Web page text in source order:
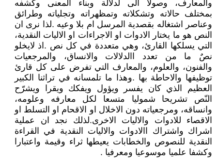
والمعارف، وصولا الى لدلالة وبناء المعنى وكشفه
بمختلف حالاته وتشكلاته وتمظهراته وتجلياته وطرائق
وعناصر اشتغاله بقصدية المرسل ام بلا وعيه .لذا نرى ان
النص هو ما يختار الادوات او الاجراءات او الاليات النقدية،
التي يسلكها القارئ، وهي متعددة في كل نص .اذ لايخلو
نصٌ ما من تعدد االدلالات والانساق، والمرجعيات
والفنون، والعلوم، والمعارف التي تفرض على كل قارئ
توظيفها والاحاطة بها .وهذا ما تلمسانه في تراثنا الكبير
العظيم الذي كان يفسر ويؤول ويفكك ويقرا ويشرّح
النّص تشريحا شموليا متسعا لكل معارفه وعلومه،
وانساقه، ومرجعياته دون الاخلال او الاقحام او التسلط او
الاقصاء للادوات والاليات الاخرى.لذلك نجد ان عملية
اشراك واشتراك االادوات والاليات النقدية في القراءة
النقدية للنصوص والخطابات يعيطها ثراء وقيمة واعتبارا
وكشفا علميا موسوعيا ومعرفيا .